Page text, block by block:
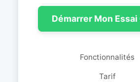
Démarrer Mon
Fonctionnalités
Tarif